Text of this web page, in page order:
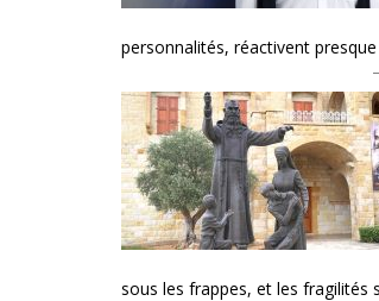
personnalités, réactivent
sous les frappes, et les fragilités